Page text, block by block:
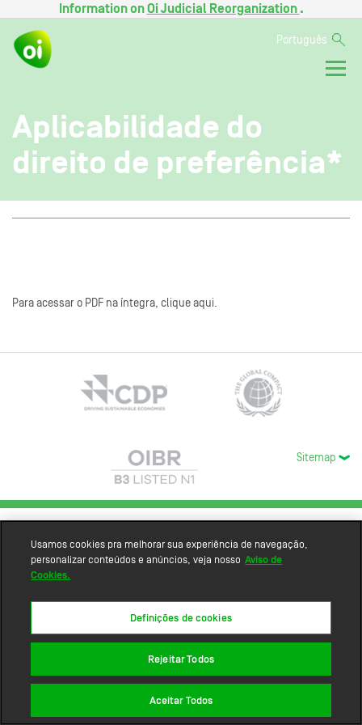
Information onOi Judicial Reorganization .
Português
Aplicabilidade do
direito de preferência*
Para acessar o PDF na íntegra, clique aqui.
Sitemap
Usamos cookies pra melhorar sua experiência de navegação,
personalizar conteúdos e anúncios, veja nosso Aviso de
Cookies.
Definições de cookies
Rejeitar Todos
Aceitar Todos